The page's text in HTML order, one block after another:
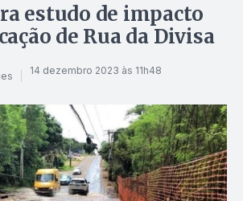
estudo de impacto
de Rua da Divisa
14 dezembro 2023 às 11h48